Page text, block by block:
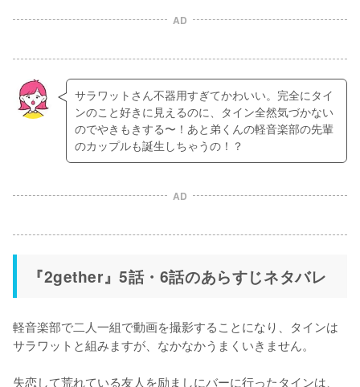
AD
サラワットさん不器用すぎてかわいい。完全にタイ
ンのこと好きに見えるのに、タイン全然気づかない
のでやきもきする〜！あと弟くんの軽音楽部の先輩
のカップルも誕生しちゃうの！？
AD
『2gether』5話・6話のあらすじネタバレ
軽音楽部で二人一組で動画を撮影することになり、タインは
サラワットと組みますが、なかなかうまくいきません。
失恋して荒れている友人を励ましにバーに行ったタインは、